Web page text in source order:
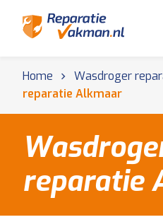
Home Wasdroger
reparatie Alkmaar
reparatie